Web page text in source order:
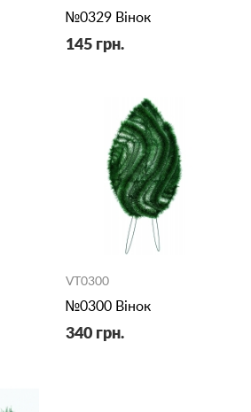
№0329 Вінок
145 грн.
VT0300
№0300 Вінок
340 грн.